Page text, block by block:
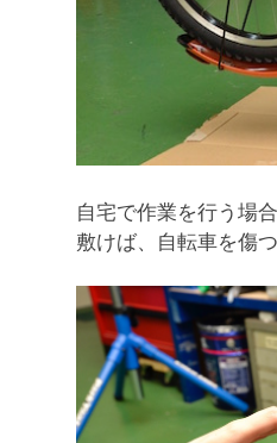
自宅で作業を行う場
敷けば、自転車を傷